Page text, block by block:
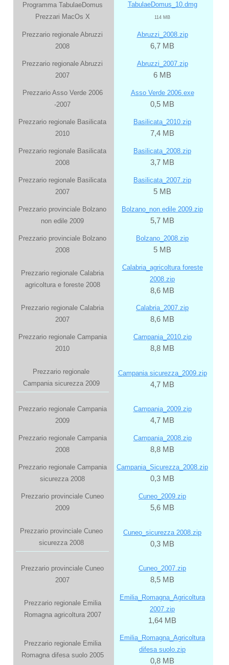
Programma TabulaeDomus
Prezzari MacOs X
TabulaeDomus_10.dmg
114 MB
Prezzario regionale Abruzzi
2008
Abruzzi_2008.zip
6,7 MB
Prezzario regionale Abruzzi
2007
Abruzzi_2007.zip
6 MB
Prezzario Asso Verde 2006
-2007
Asso Verde 2006.exe
0,5 MB
Prezzario regionale Basilicata
2010
Basilicata_2010.zip
7,4 MB
Prezzario regionale Basilicata
2008
Basilicata_2008.zip
3,7 MB
Prezzario regionale Basilicata
2007
Basilicata_2007.zip
5 MB
Prezzario provinciale Bolzano
non edile 2009
Bolzano_non edile 2009.zip
5,7 MB
Prezzario provinciale Bolzano
2008
Bolzano_2008.zip
5 MB
Prezzario regionale Calabria
agricoltura e foreste 2008
Calabria_agricoltura foreste
2008.zip
8,6 MB
Prezzario regionale Calabria
2007
Calabria_2007.zip
8,6 MB
Prezzario regionale Campania
2010
Campania_2010.zip
8,8 MB
Prezzario regionale
Campania sicurezza 2009
Campania sicurezza_2009.zip
4,7 MB
Prezzario regionale Campania
2009
Campania_2009.zip
4,7 MB
Prezzario regionale Campania
2008
Campania_2008.zip
8,8 MB
Prezzario regionale Campania
sicurezza 2008
Campania_Sicurezza_2008.zip
0,3 MB
Prezzario provinciale Cuneo
2009
Cuneo_2009.zip
5,6 MB
Prezzario provinciale Cuneo
sicurezza 2008
Cuneo_sicurezza 2008.zip
0,3 MB
Prezzario provinciale Cuneo
2007
Cuneo_2007.zip
8,5 MB
Prezzario regionale Emilia
Romagna agricoltura 2007
Emilia_Romagna_Agricoltura
2007.zip
1,64 MB
Prezzario regionale Emilia
Romagna difesa suolo 2005
Emilia_Romagna_Agricoltura
difesa suolo.zip
0,8 MB